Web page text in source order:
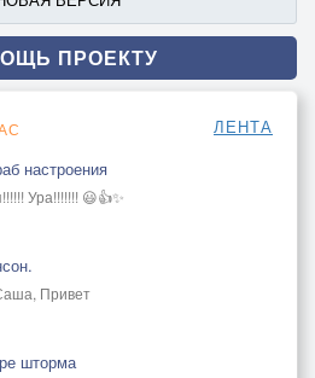
ПРОЕКТУ
ЛЕНТА
настроения
Ура!!!!!!! 😃👍✨
Привет
шторма